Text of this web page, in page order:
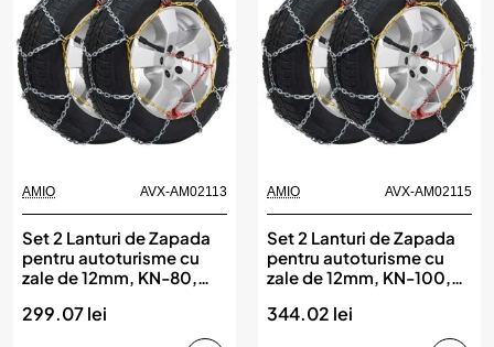
AMIO AVX-AM02113
Set 2 Lanturi de Zapada
pentru autoturisme cu
zale de 12mm, KN-80,
299.07 lei
AMIO AVX-AM02115
Set 2 Lanturi de Zapada
pentru autoturisme cu
zale de 12mm, KN-100,
344.02 lei